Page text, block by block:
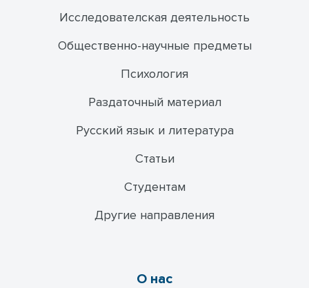
Исследователская деятельность
Общественно-научные предметы
Психология
Раздаточный материал
Русский язык и литература
Статьи
Студентам
Другие направления
О нас